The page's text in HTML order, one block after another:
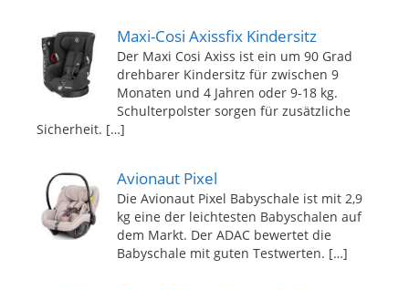
Maxi-Cosi Axissfix Kindersitz
Der Maxi Cosi Axiss ist ein um 90 Grad
drehbarer Kindersitz für zwischen 9
Monaten und 4 Jahren oder 9-18 kg.
Schulterpolster sorgen für zusätzliche
Sicherheit. […]
Avionaut Pixel
Die Avionaut Pixel Babyschale ist mit 2,9
kg eine der leichtesten Babyschalen auf
dem Markt. Der ADAC bewertet die
Babyschale mit guten Testwerten. […]